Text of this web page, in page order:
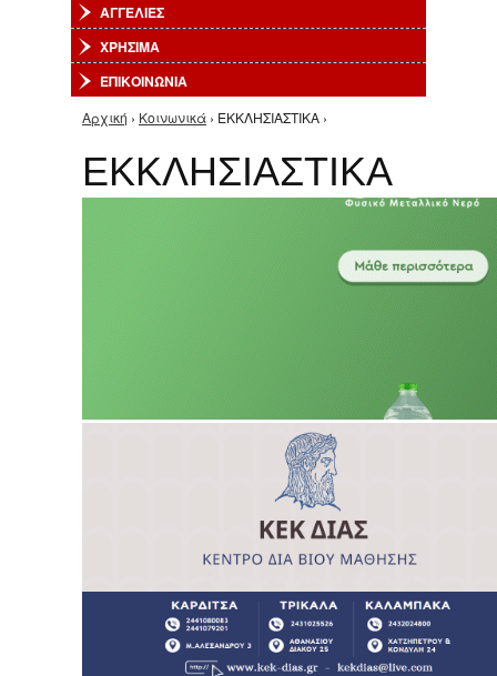
ΑΓΓΕΛΙΕΣ
ΧΡΗΣΙΜΑ
ΕΠΙΚΟΙΝΩΝΙΑ
Είστε εδώ
Αρχική › Κοινωνικά › ΕΚΚΛΗΣΙΑΣΤΙΚΑ ›
ΕΚΚΛΗΣΙΑΣΤΙΚΑ